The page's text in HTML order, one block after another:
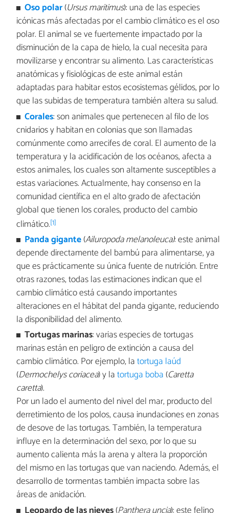
Oso polar(Ursus maritimus): una de las especies
icónicas más afectadas por el cambio climático es el oso
polar. El animal se ve fuertemente impactado por la
disminución de la capa de hielo, la cual necesita para
movilizarse y encontrar su alimento. Las características
anatómicas y fisiológicas de este animal están
adaptadas para habitar estos ecosistemas gélidos, por lo
que las subidas de temperatura también altera su salud.
Corales: son animales que pertenecen al filo de los
cnidarios y habitan en colonias que son llamadas
comúnmente como arrecifes de coral. El aumento de la
temperatura y la acidificación de los océanos, afecta a
estos animales, los cuales son altamente susceptibles a
estas variaciones. Actualmente, hay consenso en la
comunidad científica en el alto grado de afectación
global que tienen los corales, producto del cambio
climático.[1]
Panda gigante(Ailuropoda melanoleuca): este animal
depende directamente del bambú para alimentarse, ya
que es prácticamente su única fuente de nutrición. Entre
otras razones, todas las estimaciones indican que el
cambio climático está causando importantes
alteraciones en el hábitat del panda gigante, reduciendo
la disponibilidad del alimento.
Tortugas marinas: varias especies de tortugas
marinas están en peligro de extinción a causa del
cambio climático. Por ejemplo, latortuga laúd
(Dermochelys coriacea) y latortuga boba (Caretta
caretta).
Por un lado el aumento del nivel del mar, producto del
derretimiento de los polos, causa inundaciones en zonas
de desove de las tortugas. También, la temperatura
influye en la determinación del sexo, por lo que su
aumento calienta más la arena y altera la proporción
del mismo en las tortugas que van naciendo. Además, el
desarrollo de tormentas también impacta sobre las
áreas de anidación.